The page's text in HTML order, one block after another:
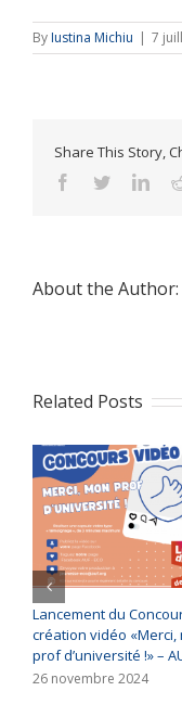
ByIustina Michiu | 7
Share This Story,
facebooktwitter
About the Author:
Related Posts
Lancement du
création vidéo «Merci,
prof d’université !» –
26 novembre 2024